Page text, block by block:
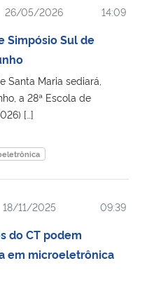
e Comunicações
26/05/2026 14:09
Simpósio Sul de
Santa Maria sediará,
a 28ª Escola de
[…]
18/11/2025 09:39
do CT podem
em microeletrônica